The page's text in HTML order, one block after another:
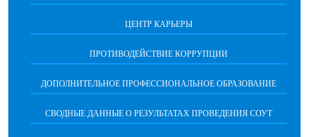
ЦЕНТР КАРЬЕРЫ
ПРОТИВОДЕЙСТВИЕ КОРРУПЦИИ
ДОПОЛНИТЕЛЬНОЕ ПРОФЕССИОНАЛЬНОЕ ОБРАЗОВАНИЕ
СВОДНЫЕ ДАННЫЕ О РЕЗУЛЬТАТАХ ПРОВЕДЕНИЯ СОУТ